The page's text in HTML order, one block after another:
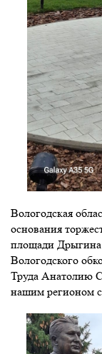
Вологодская
основания
площади Дрыгина
Вологодского
Труда Анатолию
нашим регионом с